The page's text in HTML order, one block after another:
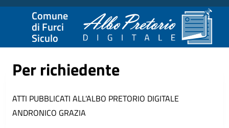
Comune
di Furci
Siculo
Per richiedente
ATTI PUBBLICATI ALL'ALBO PRETORIO DIGITALE
ANDRONICO GRAZIA